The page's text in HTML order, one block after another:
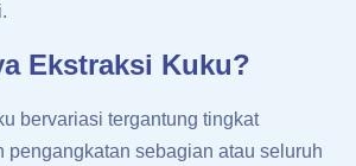
Ekstraksi Kuku?
bervariasi tergantung tingkat
pengangkatan sebagian atau seluruh